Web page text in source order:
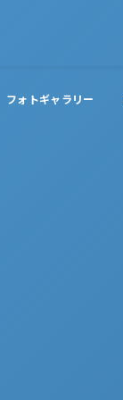
フォトギャラリー